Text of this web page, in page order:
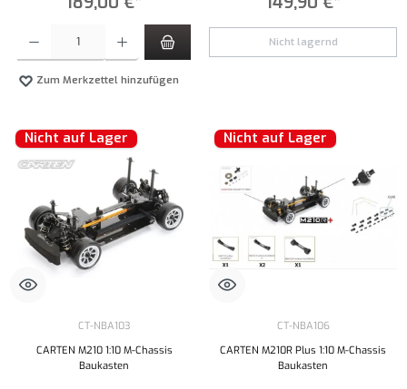
Produkt Anzahl: Gib den gewünschten Wert ein oder benutze die Schaltflächen um die
Zum Merkzettel hinzufügen
Nicht lagernd
Nicht auf Lager
CT-NBA103
CARTEN M210 1:10 M-Chassis
Baukasten
Nicht auf Lager
CT-NBA106
CARTEN M210R Plus 1:10 M-Chassis
Baukasten